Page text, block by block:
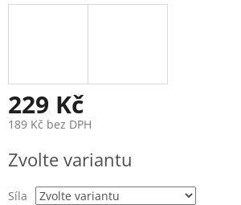
229 Kč
189 Kč bez DPH
cena:
Zvolte variantu
Síla